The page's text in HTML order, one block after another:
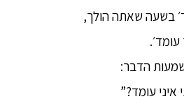
בשעה שאתה הולך,
הדבר:
עומד?”